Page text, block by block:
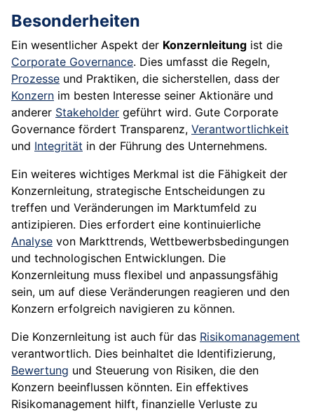
Besonderheiten
Ein wesentlicher Aspekt der Konzernleitung ist die
Corporate Governance. Dies umfasst die Regeln,
Prozesse und Praktiken, die sicherstellen, dass der
Konzern im besten Interesse seiner Aktionäre und
anderer Stakeholder geführt wird. Gute Corporate
Governance fördert Transparenz, Verantwortlichkeit
und Integrität in der Führung des Unternehmens.
Ein weiteres wichtiges Merkmal ist die Fähigkeit der
Konzernleitung, strategische Entscheidungen zu
treffen und Veränderungen im Marktumfeld zu
antizipieren. Dies erfordert eine kontinuierliche
Analyse von Markttrends, Wettbewerbsbedingungen
und technologischen Entwicklungen. Die
Konzernleitung muss flexibel und anpassungsfähig
sein, um auf diese Veränderungen reagieren und den
Konzern erfolgreich navigieren zu können.
Die Konzernleitung ist auch für das Risikomanagement
verantwortlich. Dies beinhaltet die Identifizierung,
Bewertung und Steuerung von Risiken, die den
Konzern beeinflussen könnten. Ein effektives
Risikomanagement hilft, finanzielle Verluste zu